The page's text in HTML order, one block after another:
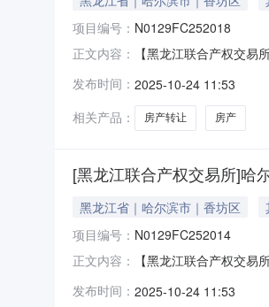
项目编号： N0129FC252018
正文内容：
【黑龙江联合产权交
事项无原文链接
发布时间： 2025-10-24 11:53
相关产品：
房产转让 房产
[黑龙江联合产权交易所]哈
黑龙江省｜哈尔滨市｜香坊区
项目编号： N0129FC252014
正文内容：
【黑龙江联合产权交
明事项无原文链接
发布时间： 2025-10-24 11:53